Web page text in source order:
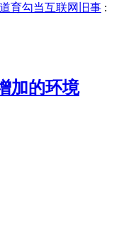
育勾当互联网旧事 :
加的环境